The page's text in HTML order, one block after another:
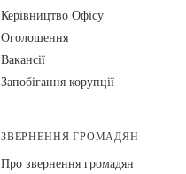
Керівництво Офісу
Оголошення
Вакансії
Запобігання корупції
ЗВЕРНЕННЯ ГРОМАДЯН
Про звернення громадян